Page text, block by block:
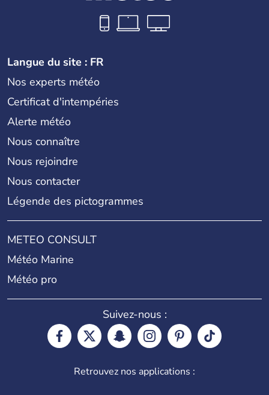
Langue du site : FR
Nos experts météo
Certificat d'intempéries
Alerte météo
Nous connaître
Nous rejoindre
Nous contacter
Légende des pictogrammes
METEO CONSULT
Météo Marine
Météo pro
Suivez-nous :
Retrouvez nos applications :